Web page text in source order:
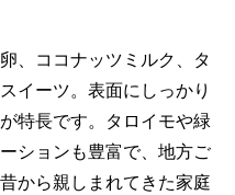
、ココナッツミルク、タ
イーツ。表面にしっかり
特長です。タロイモや緑
ションも豊富で、地方ご
から親しまれてきた家庭